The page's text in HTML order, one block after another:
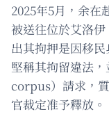
2025年5月，余在
被送往位於艾洛
出其拘押是因移
堅稱其拘留違法
corpus）請求，
官裁定准予釋放。